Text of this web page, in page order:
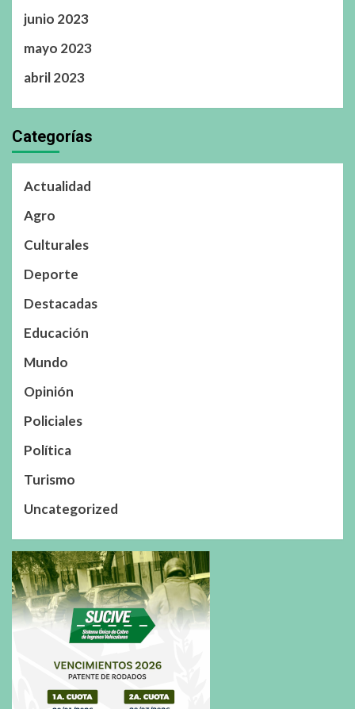
junio 2023
mayo 2023
abril 2023
Categorías
Actualidad
Agro
Culturales
Deporte
Destacadas
Educación
Mundo
Opinión
Policiales
Política
Turismo
Uncategorized